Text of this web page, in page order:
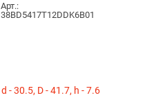
Арт.:
38BD5417T12DDK6B01
d - 30.5, D - 41.7, h - 7.6